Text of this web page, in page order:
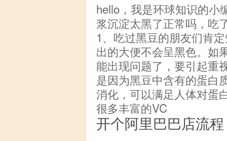
hello，我是环球知识的小
浆沉淀太黑了正常吗，吃
1、吃过黑豆的朋友们肯
出的大便不会呈黑色。如
能出现问题了，要引起重
是因为黑豆中含有的蛋白
消化，可以满足人体对蛋
很多丰富的VC
开个阿里巴巴店流